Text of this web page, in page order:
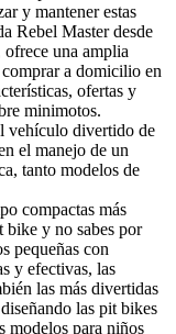
y mantener estas
Rebel Master desde
una amplia
a domicilio en
ofertas y
minimotos.
vehículo divertido de
el manejo de un
tanto modelos de
compactas más
bike y no sabes por
pequeñas con
y efectivas, las
las más divertidas
las pit bikes
modelos para niños